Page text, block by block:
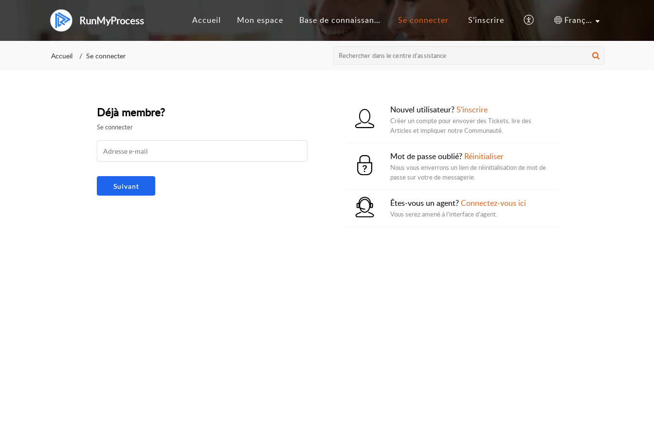
RunMyProcess Accueil Mon espace Base de connaissances Se connecter S’inscrire Français (France)
Accueil Se connecter
Déjà membre?
Se connecter
Nouvel utilisateur?S’inscrire
Créer un compte pour envoyer des Tickets, lire des
Articles et impliquer notre Communauté.
Mot de passe oublié? Réinitialiser
Nous vous enverrons un lien de réinitialisation de mot de
passe sur votre de messagerie.
Êtes-vous un agent?Connectez-vous ici
Vous serez amené à l’interface d’agent.